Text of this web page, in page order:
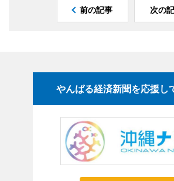
前の記事 次の
やんばる経済新聞を応援し